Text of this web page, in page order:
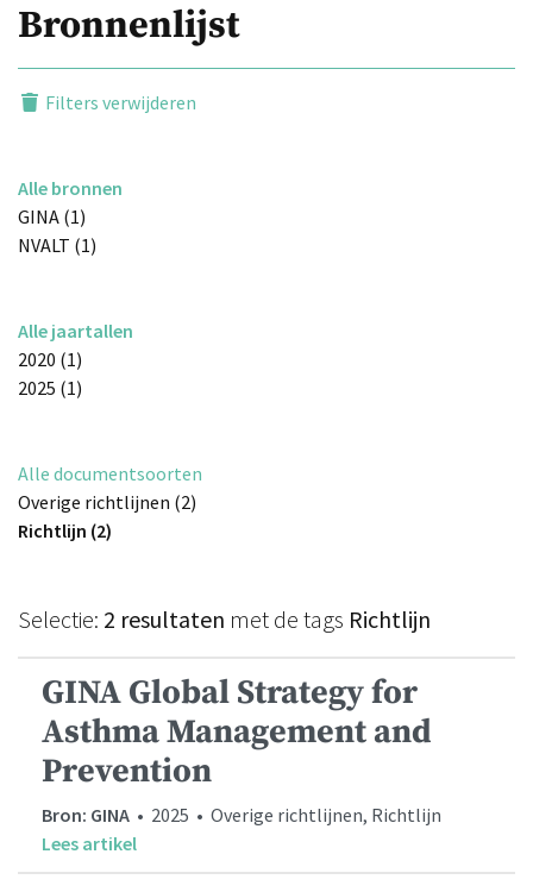
Bronnenlijst
Filters verwijderen
Alle bronnen
GINA (1)
NVALT (1)
Alle jaartallen
2020 (1)
2025 (1)
Alle documentsoorten
Overige richtlijnen (2)
Richtlijn (2)
Selectie: 2 resultaten met de tags Richtlijn
GINA Global Strategy for
Asthma Management and
Prevention
Bron: GINA • 2025 • Overige richtlijnen, Richtlijn
Lees artikel